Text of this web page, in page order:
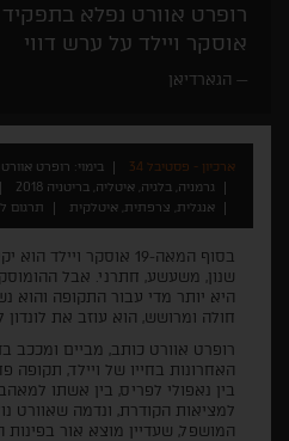
רופרט אוורט נפלא
אוסקר ויילד על ערש דווי
הגארדיאן
ארכיון - פסטיבל 34
בימוי: רופרט אוורט
גרמניה, בלגיה, איטליה, בריטניה 2018
אנגלית, צרפתית, איטלקית
תרגום
בסוף המאה-19 אוסקר
שנון, משעשע, חתרני. אבל
היא יותר מדי עבור התקופה והוא
חולה ומרושש, הוא עוזב את לונדון
רופרט אוורט כותב, מביים ומככב
האחרונות בחייו של ויילד, תקופה
בין נאפולי לפריס, בין אשתו
למציאות הקודרת, ונדמה שאוורט
המושפל, שעדיין מוצא אור בפינות